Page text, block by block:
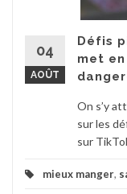
04
AOÛT
Défis
met
On s’y
sur les
sur
mieux manger,